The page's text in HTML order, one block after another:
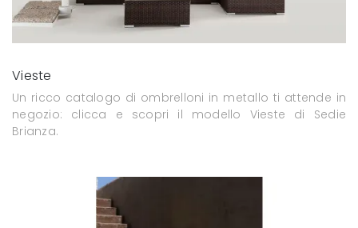
Vieste
Un ricco catalogo di ombrelloni in metallo ti attende in
negozio: clicca e scopri il modello Vieste di Sedie
Brianza.